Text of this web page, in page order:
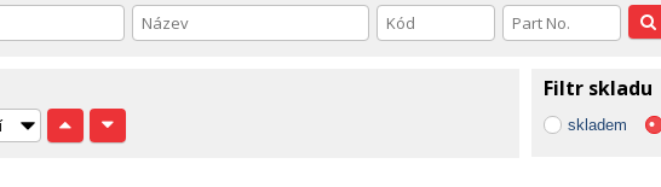
Filtr skladu
skladem